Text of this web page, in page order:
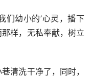
幼小的’心灵，播下
样，无私奉献，树立
洗干净了，同时，